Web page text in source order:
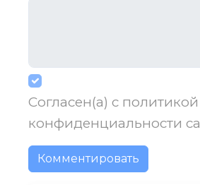
Согласен(а) с политикой
конфиденциальности
Комментировать